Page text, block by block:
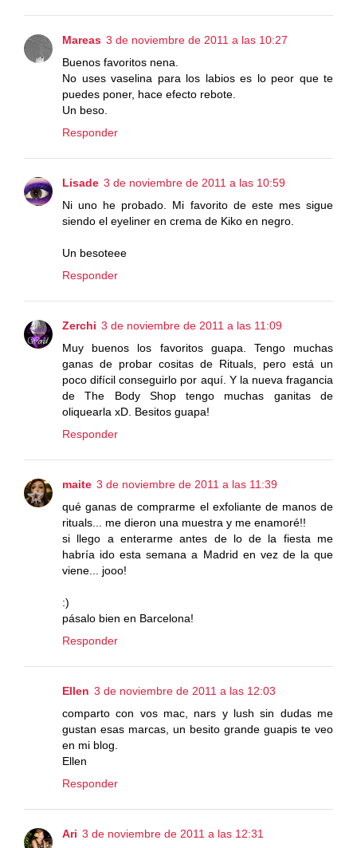
Mareas 3 de noviembre de 2011 a las 10:27
Buenos favoritos nena.
No uses vaselina para los labios es lo peor que te
puedes poner, hace efecto rebote.
Un beso.
Responder
Lisade 3 de noviembre de 2011 a las 10:59
Ni uno he probado. Mi favorito de este mes sigue
siendo el eyeliner en crema de Kiko en negro.
Un besoteee
Responder
Zerchi 3 de noviembre de 2011 a las 11:09
Muy buenos los favoritos guapa. Tengo muchas
ganas de probar cositas de Rituals, pero está un
poco difícil conseguirlo por aquí. Y la nueva fragancia
de The Body Shop tengo muchas ganitas de
oliquearla xD. Besitos guapa!
Responder
maite 3 de noviembre de 2011 a las 11:39
qué ganas de comprarme el exfoliante de manos de
rituals... me dieron una muestra y me enamoré!!
si llego a enterarme antes de lo de la fiesta me
habría ido esta semana a Madrid en vez de la que
viene... jooo!
:)
pásalo bien en Barcelona!
Responder
Ellen 3 de noviembre de 2011 a las 12:03
comparto con vos mac, nars y lush sin dudas me
gustan esas marcas, un besito grande guapis te veo
en mi blog.
Ellen
Responder
Ari 3 de noviembre de 2011 a las 12:31